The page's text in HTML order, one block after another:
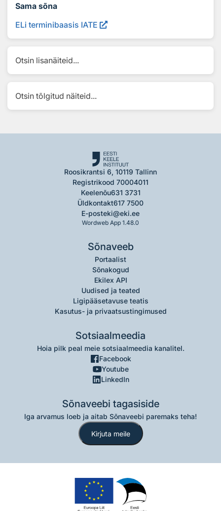
Sama sõna
ELi terminibaasis IATE
Otsin lisanäiteid...
Otsin tõlgitud näiteid...
Roosikrantsi 6, 10119 Tallinn
Registrikood 70004011
Keelenõu631 3731
Üldkontakt617 7500
E-posteki@eki.ee
Wordweb App 1.48.0
Sõnaveeb
Portaalist
Sõnakogud
Ekilex API
Uudised ja teated
Ligipääsetavuse teatis
Kasutus- ja privaatsustingimused
Sotsiaalmeedia
Hoia pilk peal meie sotsiaalmeedia kanalitel.
Facebook
Youtube
LinkedIn
Sõnaveebi tagasiside
Iga arvamus loeb ja aitab Sõnaveebi paremaks teha!
Kirjuta meile